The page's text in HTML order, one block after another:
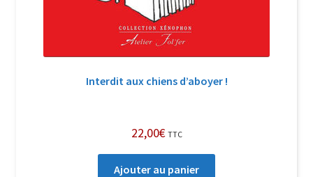
Interdit aux chiens d’aboyer !
22,00€ TTC
Ajouter au panier